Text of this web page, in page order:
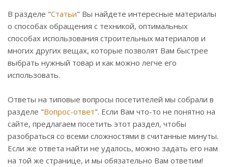
В разделе "Статьи" Вы найдете интересные материалы
о способах обращения с техникой, оптимальных
способах использования строительных материалов и
многих других вещах, которые позволят Вам быстрее
выбрать нужный товар и как можно легче его
использовать.
Ответы на типовые вопросы посетителей мы собрали в
разделе "Вопрос-ответ". Если Вам что-то не понятно на
сайте, предлагаем посетить этот раздел, чтобы
разобраться со всеми сложностями в считанные минуты.
Если же ответа найти не удалось, можно задать его нам
на той же странице, и мы обязательно Вам ответим!